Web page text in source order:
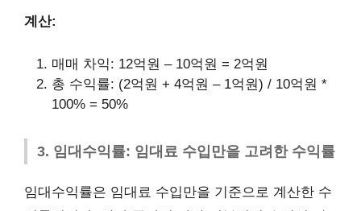
계산:
매매 차익: 12억원 – 10억원 = 2억원
총 수익률: (2억원 + 4억원 – 1억원) / 10억원 *
100% = 50%
3. 임대수익률: 임대료 수입만을 고려한 수익률
임대수익률은 임대료 수입만을 기준으로 계산한 수